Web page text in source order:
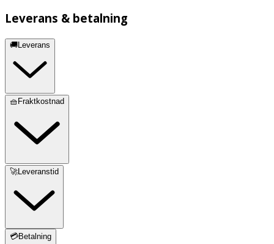
Leverans & betalning
🚚Leverans
🧺Fraktkostnad
🚀Leveranstid
💳Betalning